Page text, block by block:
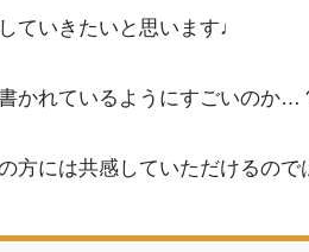
ていきたいと思います♩
かれているようにすごいのか…
方には共感していただけるので